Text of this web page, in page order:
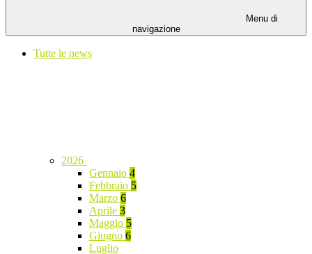
Menu di
navigazione
Tutte le news
2026
Gennaio 4
Febbraio 5
Marzo 6
Aprile 3
Maggio 5
Giugno 6
Luglio